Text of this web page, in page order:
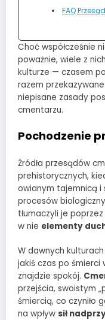
FAQ
Choć współcześnie
poważnie, wiele z
kulturze — czasem
razem
niepisane zasady
cmentarzu.
Pochodzenie
Źródła przesądów
prehistorycznych,
owianym tajemnicą i
procesów
tłumaczyli je poprzez
w nie elementy
W dawnych
jakiś czas po śmierci
znajdzie spokój.
przejścia, swoistym
śmiercią, co czyniło
na wpływ sił